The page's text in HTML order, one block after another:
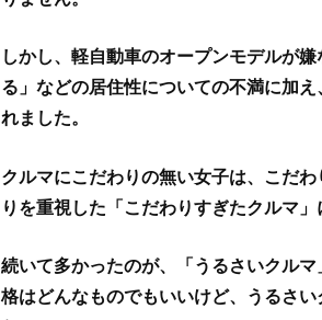
しかし、軽自動車のオープンモデルが
る」などの居住性についての不満に加
れました。
クルマにこだわりの無い女子は、こだ
りを重視した「こだわりすぎたクルマ
続いて多かったのが、「うるさいクル
格はどんなものでもいいけど、うるさ